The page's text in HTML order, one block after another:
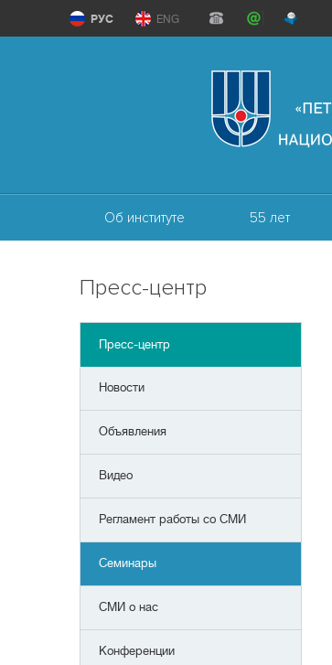
РУС ENG
Об институте 55 лет
Пресс-центр
Пресс-центр
Новости
Объявления
Видео
Регламент работы со СМИ
Семинары
СМИ о нас
Конференции